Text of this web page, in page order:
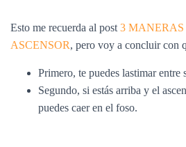
Esto me recuerda al post 3 MANERAS
ASCENSOR, pero voy a concluir con
Primero, te puedes lastimar entre
Segundo, si estás arriba y el
puedes caer en el foso.